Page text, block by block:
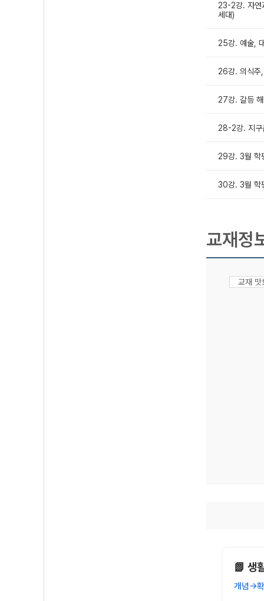
23-2강. 자연
세대)
25강. 예술,
26강. 의식주
27강. 갈등
28-2강. 지구
29강. 3월 학
30강. 3월 학
교재정
교재
📗 생
개념→